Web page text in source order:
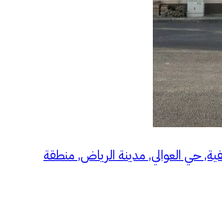
حي العوالي, مدينة الرياض, منطقة